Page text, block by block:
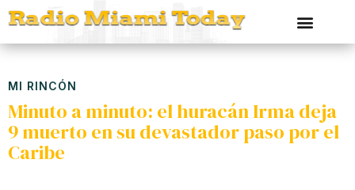
MI RINCÓN
Minuto a minuto: el huracán Irma deja
9 muerto en su devastador paso por el
Caribe